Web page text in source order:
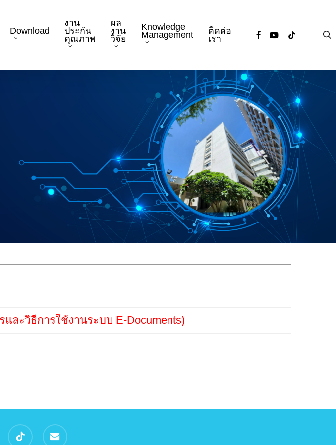
Download
งาน
ประกัน
คุณภาพ
ผล
งาน
วิจัย
Knowledge
Management
ติดต่อ
เรา
facebookyoutube
tiktok
และวิธีการใช้งานระบบ E-Documents)
tiktok email